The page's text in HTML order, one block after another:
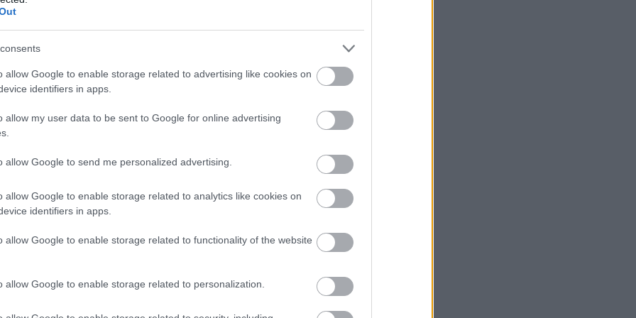
allow Google to enable storage related to advertising like cookies on
identifiers in apps.
allow my user data to be sent to Google for online advertising
allow Google to send me personalized advertising.
allow Google to enable storage related to analytics like cookies on
identifiers in apps.
allow Google to enable storage related to functionality of the website
allow Google to enable storage related to personalization.
ieteicams doties vienatnē.
atpūsties un pastaigāties pie dabas, šim
iepriekš paredzamu maršrutu – nereti tās ir
aprīkotas ar speciālām vietām pusdienu
takas vai dabas parka izvēlē ir mobilā